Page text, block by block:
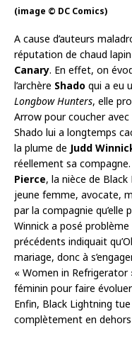
(image © DC Comics)
A cause d’auteurs
réputation de chaud
Canary. En effet, on
l’archère Shado qui a eu
Longbow Hunters, elle
Arrow pour coucher avec
Shado lui a longtemps
la plume de Judd
réellement sa
Pierce, la nièce de
jeune femme, avocate,
par la compagnie qu’elle
Winnick a posé problème
précédents indiquait
mariage, donc à
« Women in
féminin pour faire évoluer
Enfin, Black Lightning
complètement en